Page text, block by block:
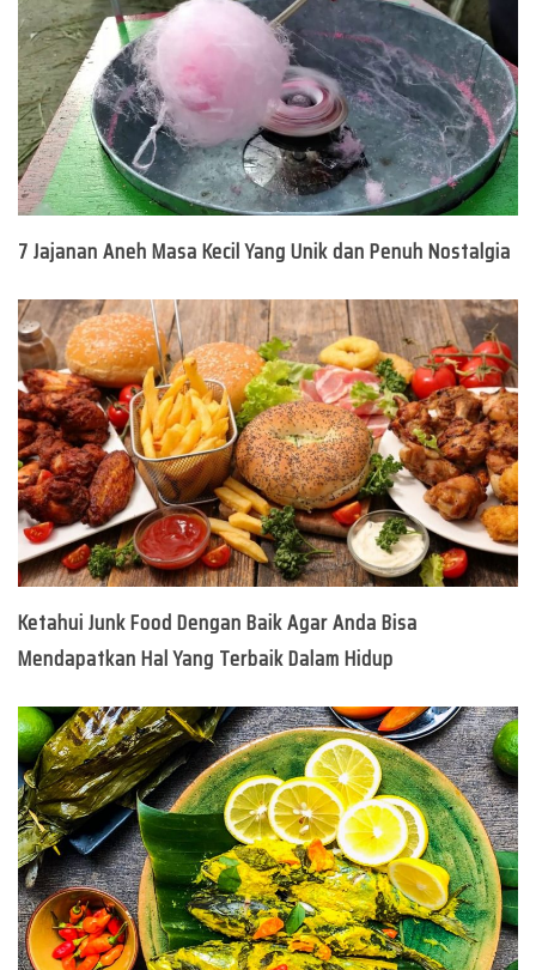
7 Jajanan Aneh Masa Kecil Yang Unik dan Penuh Nostalgia
Ketahui Junk Food Dengan Baik Agar Anda Bisa
Mendapatkan Hal Yang Terbaik Dalam Hidup